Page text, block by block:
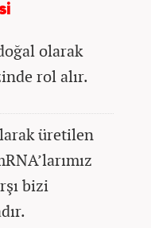
olarak
rol alır.
üretilen
bizi